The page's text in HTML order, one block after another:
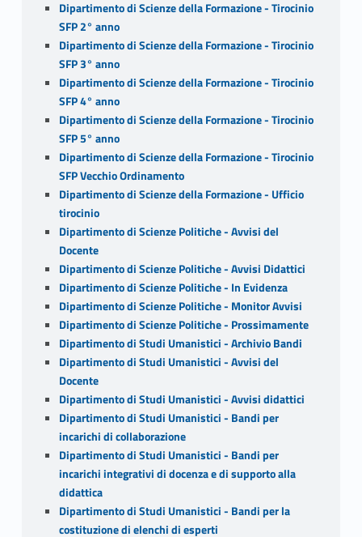
Dipartimento di Scienze della Formazione - Tirocinio
SFP 2° anno
Dipartimento di Scienze della Formazione - Tirocinio
SFP 3° anno
Dipartimento di Scienze della Formazione - Tirocinio
SFP 4° anno
Dipartimento di Scienze della Formazione - Tirocinio
SFP 5° anno
Dipartimento di Scienze della Formazione - Tirocinio
SFP Vecchio Ordinamento
Dipartimento di Scienze della Formazione - Ufficio
tirocinio
Dipartimento di Scienze Politiche - Avvisi del
Docente
Dipartimento di Scienze Politiche - Avvisi Didattici
Dipartimento di Scienze Politiche - In Evidenza
Dipartimento di Scienze Politiche - Monitor Avvisi
Dipartimento di Scienze Politiche - Prossimamente
Dipartimento di Studi Umanistici - Archivio Bandi
Dipartimento di Studi Umanistici - Avvisi del
Docente
Dipartimento di Studi Umanistici - Avvisi didattici
Dipartimento di Studi Umanistici - Bandi per
incarichi di collaborazione
Dipartimento di Studi Umanistici - Bandi per
incarichi integrativi di docenza e di supporto alla
didattica
Dipartimento di Studi Umanistici - Bandi per la
costituzione di elenchi di esperti